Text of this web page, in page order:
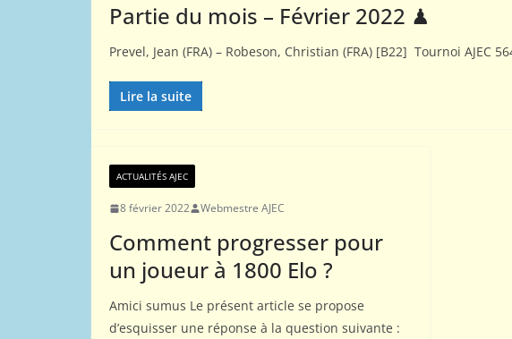
Partie du mois – Février 2022 ♟
Prevel, Jean (FRA) – Robeson, Christian (FRA) [B22] Tournoi AJEC
Lire la suite
ACTUALITÉS AJEC
8 février 2022 Webmestre AJEC
Comment progresser pour
un joueur à 1800 Elo ?
Amici sumus Le présent article se propose
d’esquisser une réponse à la question suivante :
COMPÉTITIONS NATIONALES
Comment